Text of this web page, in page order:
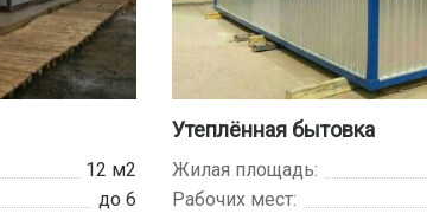
12 м2
до 6
Утеплённая бытовка
Жилая площадь:
Рабочих мест: